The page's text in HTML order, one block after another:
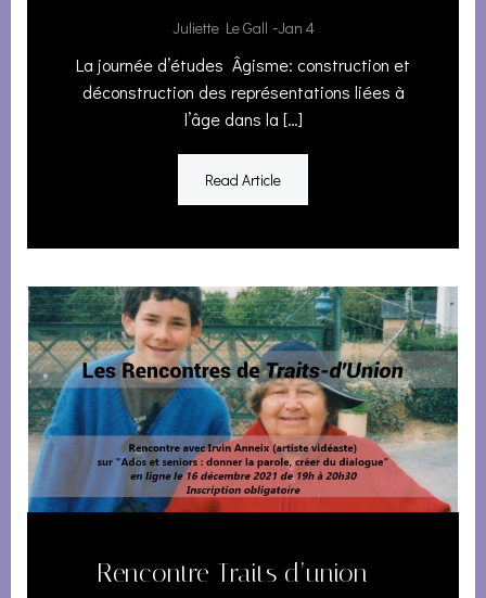
Juliette Le Gall -Jan 4
La journée d’études Âgisme: construction et
déconstruction des représentations liées à
l’âge dans la […]
Read Article
Rencontre Traits d’union –